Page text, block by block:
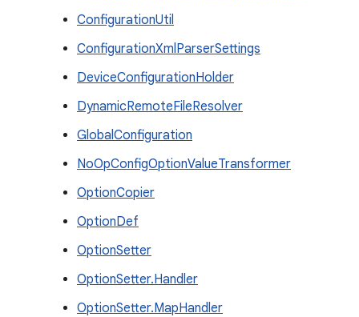
ConfigurationUtil
ConfigurationXmlParserSettings
DeviceConfigurationHolder
DynamicRemoteFileResolver
GlobalConfiguration
NoOpConfigOptionValueTransformer
OptionCopier
OptionDef
OptionSetter
OptionSetter.Handler
OptionSetter.MapHandler